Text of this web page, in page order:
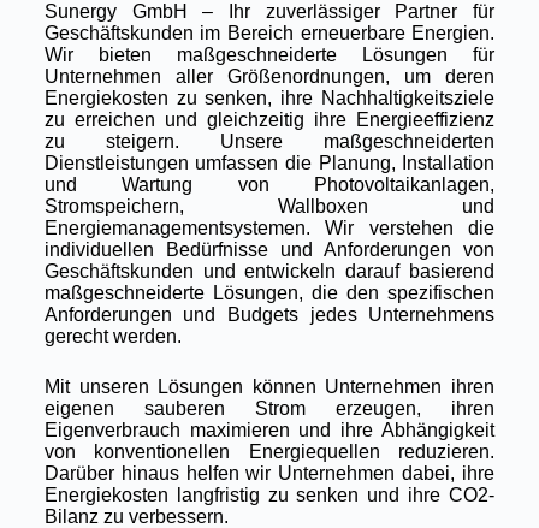
Sunergy GmbH – Ihr zuverlässiger Partner für
Geschäftskunden im Bereich erneuerbare Energien.
Wir bieten maßgeschneiderte Lösungen für
Unternehmen aller Größenordnungen, um deren
Energiekosten zu senken, ihre Nachhaltigkeitsziele
zu erreichen und gleichzeitig ihre Energieeffizienz
zu steigern. Unsere maßgeschneiderten
Dienstleistungen umfassen die Planung, Installation
und Wartung von Photovoltaikanlagen,
Stromspeichern, Wallboxen und
Energiemanagementsystemen. Wir verstehen die
individuellen Bedürfnisse und Anforderungen von
Geschäftskunden und entwickeln darauf basierend
maßgeschneiderte Lösungen, die den spezifischen
Anforderungen und Budgets jedes Unternehmens
gerecht werden.
Mit unseren Lösungen können Unternehmen ihren
eigenen sauberen Strom erzeugen, ihren
Eigenverbrauch maximieren und ihre Abhängigkeit
von konventionellen Energiequellen reduzieren.
Darüber hinaus helfen wir Unternehmen dabei, ihre
Energiekosten langfristig zu senken und ihre CO2-
Bilanz zu verbessern.